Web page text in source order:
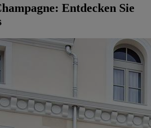
Entdecken Sie